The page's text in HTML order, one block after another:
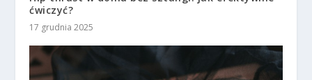
ćwiczyć?
17 grudnia 2025